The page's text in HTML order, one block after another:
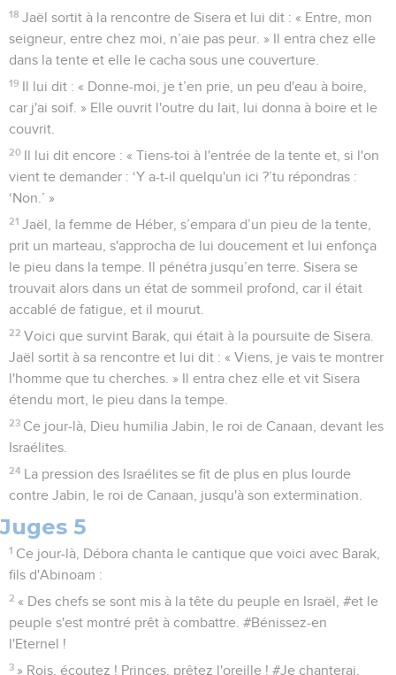
18 Jaël sortit à la rencontre de Sisera et lui dit : « Entre, mon
seigneur, entre chez moi, n’aie pas peur. » Il entra chez elle
dans la tente et elle le cacha sous une couverture.
19
Il lui dit : « Donne-moi, je t’en prie, un peu d'eau à boire,
car j'ai soif. » Elle ouvrit l'outre du lait, lui donna à boire et le
couvrit.
20
Il lui dit encore : « Tiens-toi à l'entrée de la tente et, si l'on
vient te demander : ‘Y a-t-il quelqu'un ici ?’tu répondras :
‘Non.’ »
21 Jaël, la femme de Héber, s’empara d’un pieu de la tente,
prit un marteau, s'approcha de lui doucement et lui enfonça
le pieu dans la tempe. Il pénétra jusqu’en terre. Sisera se
trouvait alors dans un état de sommeil profond, car il était
accablé de fatigue, et il mourut.
22 Voici que survint Barak, qui était à la poursuite de Sisera.
Jaël sortit à sa rencontre et lui dit : « Viens, je vais te montrer
l'homme que tu cherches. » Il entra chez elle et vit Sisera
étendu mort, le pieu dans la tempe.
23 Ce jour-là, Dieu humilia Jabin, le roi de Canaan, devant les
Israélites.
24
La pression des Israélites se fit de plus en plus lourde
contre Jabin, le roi de Canaan, jusqu'à son extermination.
Juges 5
1 Ce jour-là, Débora chanta le cantique que voici avec Barak,
fils d'Abinoam :
2 « Des chefs se sont mis à la tête du peuple en Israël, #et le
peuple s'est montré prêt à combattre. #Bénissez-en
l'Eternel !
3 » Rois, écoutez ! Princes, prêtez l'oreille ! #Je chanterai,